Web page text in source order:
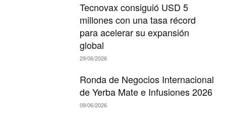
Tecnovax consiguió USD 5
millones con una tasa récord
para acelerar su expansión
global
29/06/2026
Ronda de Negocios Internacional
de Yerba Mate e Infusiones 2026
09/06/2026